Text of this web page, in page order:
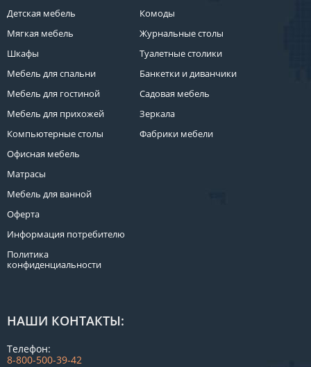
Детская мебель
Мягкая мебель
Шкафы
Мебель для спальни
Мебель для гостиной
Мебель для прихожей
Компьютерные столы
Офисная мебель
Матрасы
Мебель для ванной
Оферта
Информация потребителю
Политика
конфиденциальности
Комоды
Журнальные столы
Туалетные столики
Банкетки и диванчики
Садовая мебель
Зеркала
Фабрики мебели
НАШИ КОНТАКТЫ:
Телефон:
8-800-500-39-42